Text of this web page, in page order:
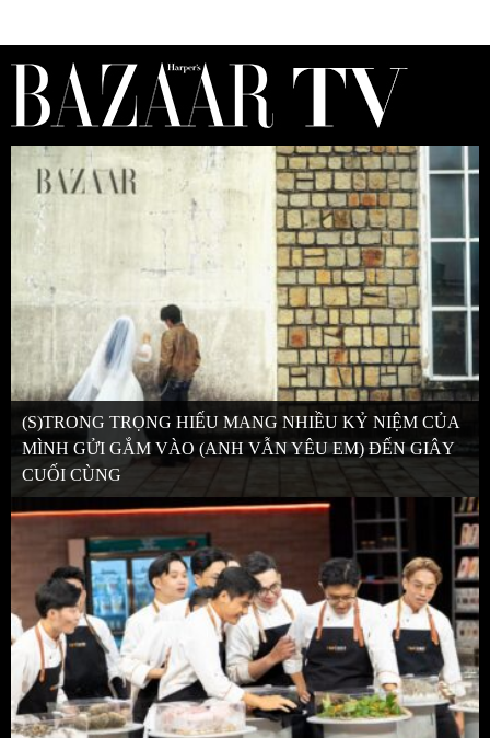
(S)TRONG TRỌNG HIẾU MANG NHIỀU KỶ NIỆM CỦA
MÌNH GỬI GẮM VÀO (ANH VẪN YÊU EM) ĐẾN GIÂY
CUỐI CÙNG